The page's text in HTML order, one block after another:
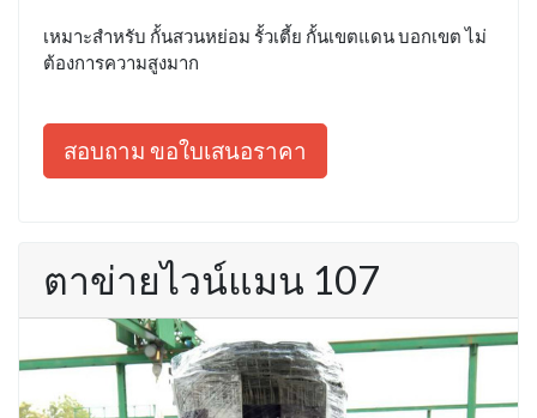
เหมาะสำหรับ กั้นสวนหย่อม รั้วเตี้ย กั้นเขตแดน บอกเขต ไม่
ต้องการความสูงมาก
สอบถาม ขอใบเสนอราคา
ตาข่ายไวน์แมน 107